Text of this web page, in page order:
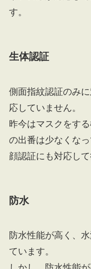
す。
生体認証
側面指紋認証のみ
応していません。
昨今はマスクをす
の出番は少なくな
顔認証にも対応して
防水
防水性能が高く、
ています。